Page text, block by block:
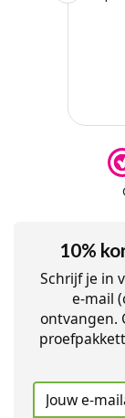
10%
Schrijf je in
e-mail
ontvangen.